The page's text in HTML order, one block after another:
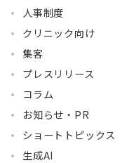
人事制度
クリニック向け
集客
プレスリリース
コラム
お知らせ・PR
ショートトピックス
生成AI